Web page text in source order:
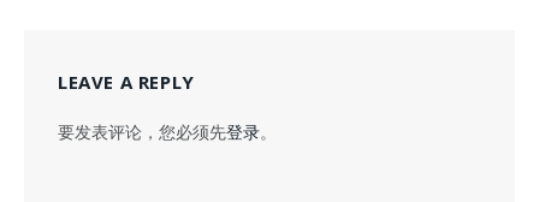
LEAVE A REPLY
要发表评论，您必须先登录。